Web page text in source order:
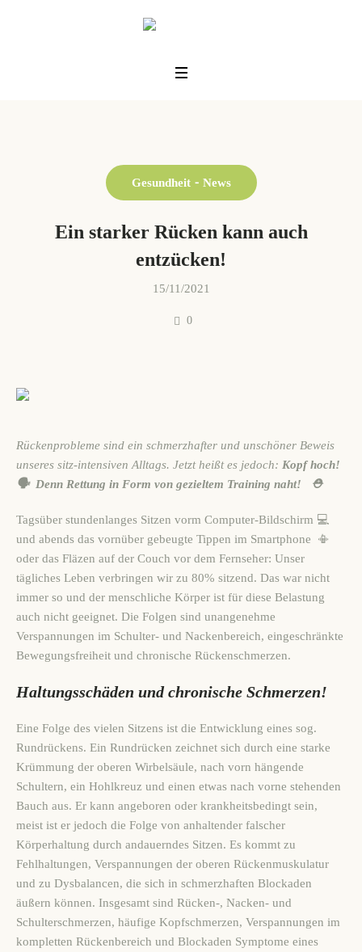
Gesundheit News
Ein starker Rücken kann auch
entzücken!
15/11/2021
0
Rückenprobleme sind ein schmerzhafter und unschöner Beweis
unseres sitz-intensiven Alltags. Jetzt heißt es jedoch: Kopf hoch!
🗣️ Denn Rettung in Form von gezieltem Training naht!
⛑️
Tagsüber stundenlanges Sitzen vorm Computer-Bildschirm 💻
und abends das vornüber gebeugte Tippen im Smartphone 📳
oder das Fläzen auf der Couch vor dem Fernseher: Unser
tägliches Leben verbringen wir zu 80% sitzend. Das war nicht
immer so und der menschliche Körper ist für diese Belastung
auch nicht geeignet. Die Folgen sind unangenehme
Verspannungen im Schulter- und Nackenbereich, eingeschränkte
Bewegungsfreiheit und chronische Rückenschmerzen.
Haltungsschäden und chronische Schmerzen!
Eine Folge des vielen Sitzens ist die Entwicklung eines sog.
Rundrückens. Ein Rundrücken zeichnet sich durch eine starke
Krümmung der oberen Wirbelsäule, nach vorn hängende
Schultern, ein Hohlkreuz und einen etwas nach vorne stehenden
Bauch aus. Er kann angeboren oder krankheitsbedingt sein,
meist ist er jedoch die Folge von anhaltender falscher
Körperhaltung durch andauerndes Sitzen. Es kommt zu
Fehlhaltungen, Verspannungen der oberen Rückenmuskulatur
und zu Dysbalancen, die sich in schmerzhaften Blockaden
äußern können. Insgesamt sind Rücken-, Nacken- und
Schulterschmerzen, häufige Kopfschmerzen, Verspannungen im
kompletten Rückenbereich und Blockaden Symptome eines